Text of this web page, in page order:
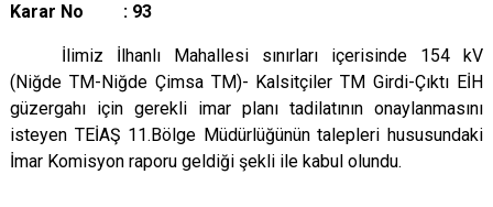
Karar No : 93
İlimiz İlhanlı Mahallesi sınırları içerisinde 154 kV
(Niğde TM-Niğde Çimsa TM)- Kalsitçiler TM Girdi-Çıktı EİH
güzergahı için gerekli imar planı tadilatının onaylanmasını
isteyen TEİAŞ 11.Bölge Müdürlüğünün talepleri hususundaki
İmar Komisyon raporu geldiği şekli ile kabul olundu.